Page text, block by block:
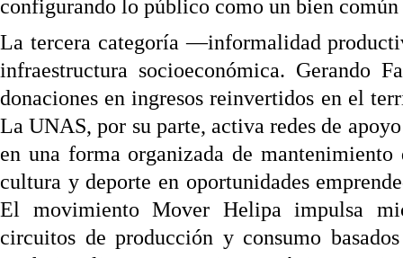
configurando lo público como un bien
La tercera categoría —informalidad
infraestructura socioeconómica. Gerando
donaciones en ingresos reinvertidos en el
La UNAS, por su parte, activa redes de
en una forma organizada de
cultura y deporte en oportunidades
El movimiento Mover Helipa impulsa
circuitos de producción y consumo